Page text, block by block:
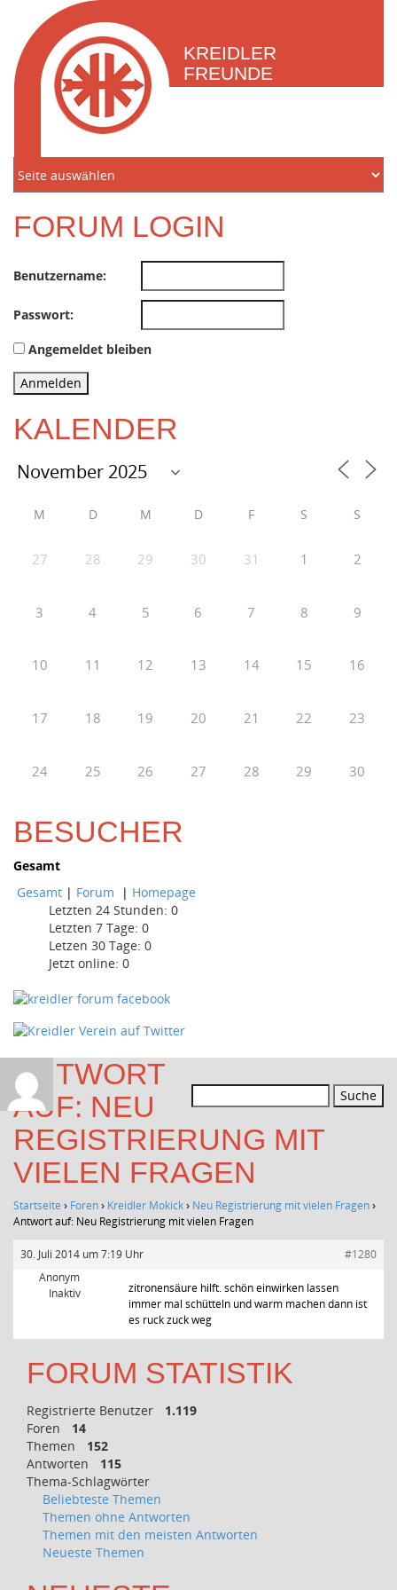
KREIDLER
FREUNDE
NORDEN
FORUM LOGIN
Benutzername:
Passwort:
Angemeldet bleiben
Anmelden
KALENDER
M D M D F S S
27 28 29 30 31 1 2
3 4 5 6 7 8 9
10 11 12 13 14 15 16
17 18 19 20 21 22 23
24 25 26 27 28 29 30
BESUCHER
Gesamt
Gesamt | Forum | Homepage
Letzten 24 Stunden: 0
Letzten 7 Tage: 0
Letzen 30 Tage: 0
Jetzt online: 0
Suchen
nach:
ANTWORT
AUF: NEU
REGISTRIERUNG MIT
VIELEN FRAGEN
Startseite › Foren› Kreidler Mokick› Neu Registrierung mit vielen Fragen›
Antwort auf: Neu Registrierung mit vielen Fragen
30. Juli 2014 um 7:19 Uhr
#1280
Anonym
Inaktiv
zitronensäure hilft. schön einwirken lassen
immer mal schütteln und warm machen dann ist
es ruck zuck weg
FORUM STATISTIK
Registrierte Benutzer
1.119
Foren
14
Themen
152
Antworten
115
Thema-Schlagwörter
Beliebteste Themen
Themen ohne Antworten
Themen mit den meisten Antworten
Neueste Themen